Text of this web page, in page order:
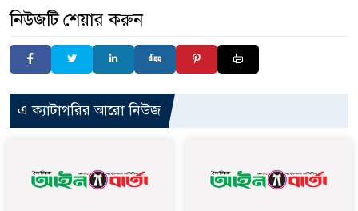
নিউজটি শেয়ার করুন
এ ক্যাটাগরির আরো নিউজ